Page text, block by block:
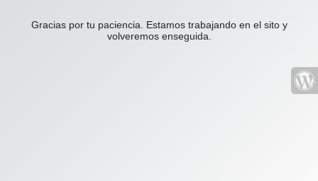
Gracias por tu paciencia. Estamos trabajando en el sito y
volveremos enseguida.